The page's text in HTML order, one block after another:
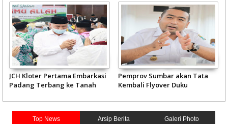
JCH Kloter Pertama Embarkasi
Padang Terbang ke Tanah
Pemprov Sumbar akan Tata
Kembali Flyover Duku
Top News Arsip Berita Galeri Photo